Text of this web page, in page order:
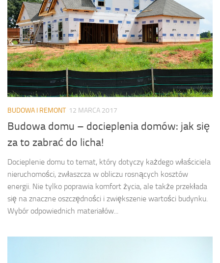
BUDOWA I REMONT 12 MARCA 2017
Budowa domu – docieplenia domów: jak się
za to zabrać do licha!
Docieplenie domu to temat, który dotyczy każdego właściciela
nieruchomości, zwłaszcza w obliczu rosnących kosztów
energii. Nie tylko poprawia komfort życia, ale także przekłada
się na znaczne oszczędności i zwiększenie wartości budynku.
Wybór odpowiednich materiałów...